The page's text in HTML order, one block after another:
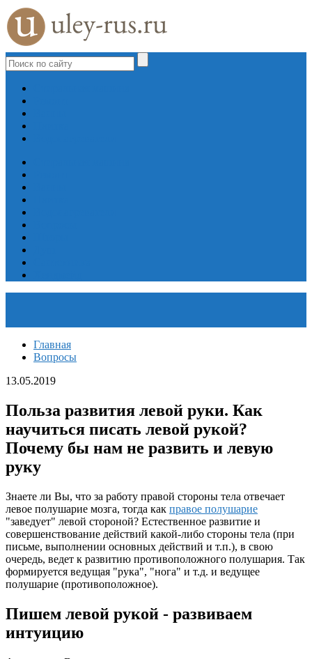
Главная
Вопросы
13.05.2019
Польза развития левой руки. Как
научиться писать левой рукой?
Почему бы нам не развить и левую
руку
Знаете ли Вы, что за работу правой стороны тела отвечает
левое полушарие мозга, тогда как правое полушарие
"заведует" левой стороной? Естественное развитие и
совершенствование действий какой-либо стороны тела (при
письме, выполнении основных действий и т.п.), в свою
очередь, ведет к развитию противоположного полушария. Так
формируется ведущая "рука", "нога" и т.д. и ведущее
полушарие (противоположное).
Пишем левой рукой - развиваем
интуицию